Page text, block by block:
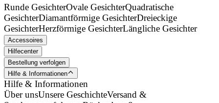
Runde GesichterOvale GesichterQuadratische
GesichterDiamantförmige GesichterDreieckige
GesichterHerzförmige GesichterLängliche Gesichter
Accessoires
Hilfecenter
Bestellung verfolgen
Hilfe & Informationen
Hilfe & Informationen
Über unsUnsere GeschichteVersand &